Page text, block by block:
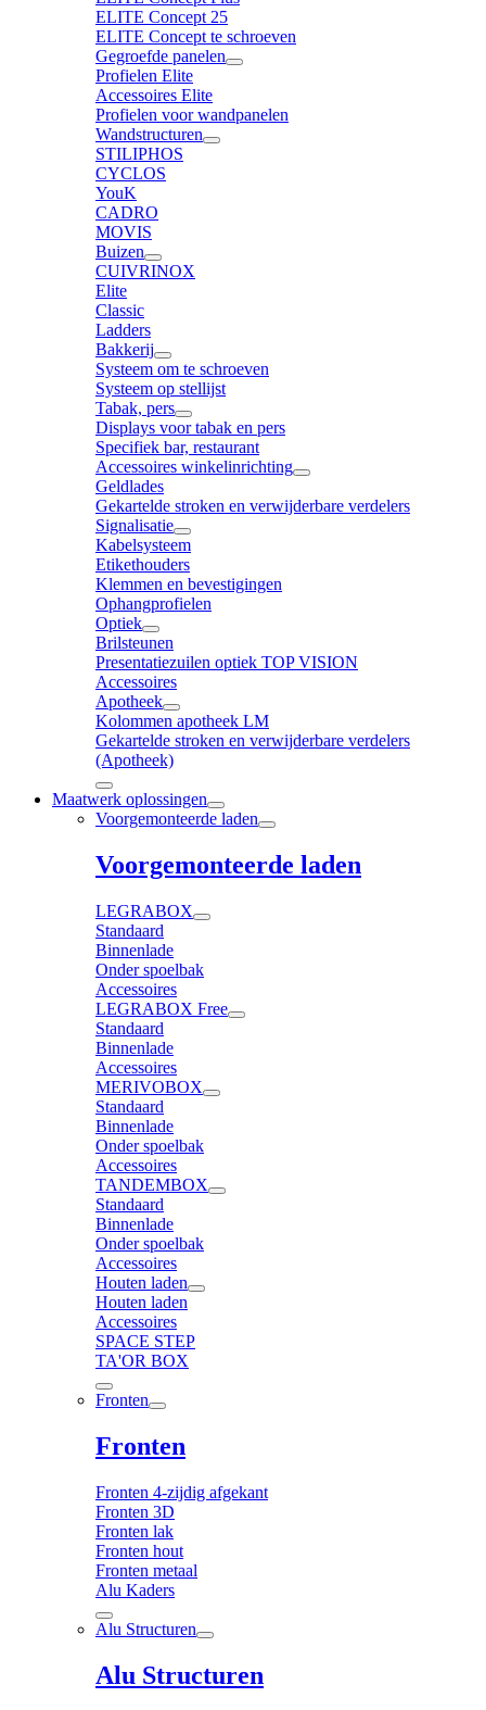
ELITE Concept 25
ELITE Concept te schroeven
Gegroefde panelen
Profielen Elite
Accessoires Elite
Profielen voor wandpanelen
Wandstructuren
STILIPHOS
CYCLOS
YouK
CADRO
MOVIS
Buizen
CUIVRINOX
Elite
Classic
Ladders
Bakkerij
Systeem om te schroeven
Systeem op stellijst
Tabak, pers
Displays voor tabak en pers
Specifiek bar, restaurant
Accessoires winkelinrichting
Geldlades
Gekartelde stroken en verwijderbare verdelers
Signalisatie
Kabelsysteem
Etikethouders
Klemmen en bevestigingen
Ophangprofielen
Optiek
Brilsteunen
Presentatiezuilen optiek TOP VISION
Accessoires
Apotheek
Kolommen apotheek LM
Gekartelde stroken en verwijderbare verdelers
(Apotheek)
Maatwerk oplossingen
Voorgemonteerde laden
Voorgemonteerde laden
LEGRABOX
Standaard
Binnenlade
Onder spoelbak
Accessoires
LEGRABOX Free
Standaard
Binnenlade
Accessoires
MERIVOBOX
Standaard
Binnenlade
Onder spoelbak
Accessoires
TANDEMBOX
Standaard
Binnenlade
Onder spoelbak
Accessoires
Houten laden
Houten laden
Accessoires
SPACE STEP
TA'OR BOX
Fronten
Fronten
Fronten 4-zijdig afgekant
Fronten 3D
Fronten lak
Fronten hout
Fronten metaal
Alu Kaders
Alu Structuren
Alu Structuren